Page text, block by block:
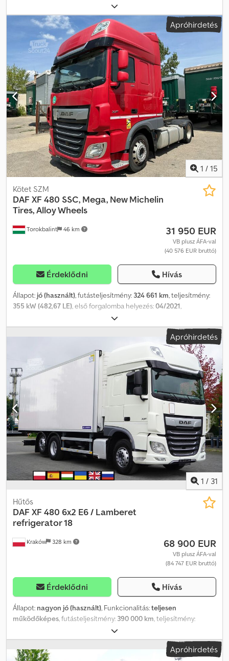
, tengelyelrendezés:
szín:fehér, vezetőfülke:alvófülke, hajtástípus:automata,
kibocsátási osztály: Euro 6, Gyártási év:2022 , Felszereltség:ABS,
EBS (Elektronikus fékrendszer), elektromos ablakemelő,
ködlámpák, központi zár, légkondicionálás
, = További opciók és
tartozékok = - Klímaberendezés - Könnyűfém felnik - Légrugós
ülések - Rádió/CD-lejátszó - Hálóhely - Oldalsó spoilerek =
Megjegyzések = DAF XG480 Standard 2022 04/2023
XLRTEF5300G440298 476 453 km Kék színű, teljes spoilercsomag,
könnyűfém felnik, új tachográf G2v2, LED fényszórók elöl. Dcsdpfx
Aijzclnkjqek = További információk = Első tengely: Kormányzott
Motor hengerűrtartalma: 12.902 cm³
Apróhirdetés
1 / 15
Torokbalint 46 km
Kötet SZM
DAF XF 480 SSC, Mega, New Michelin
Tires, Alloy Wheels
31 950 EUR
VB plusz ÁFA-val
(40 576 EUR bruttó)
Érdeklődni Hívás
Állapot: jó (használt), futásteljesítmény: 324 661 km, teljesítmény:
355 kW (482,67 LE), első forgalomba helyezés:04/2021,
, tengelyelrendezés:
szín:fehér, vezetőfülke:alvófülke, hajtástípus:automata,
kibocsátási osztály:
, Felszereltség:ABS,
AdBlue, EBS (Elektronikus fékrendszer), elektromos
ablakemelő, fedélzeti számítógép, hűtőszekrény, koromszűrő,
ködlámpák, központi zár, légkondicionálás, = További
lehetőségek és tartozékok = - Alumínium üzemanyagtartály -
Laprugós felfüggesztés - Légrugós felfüggesztés - Légrugós
ülések Dcedpfx Aioznlcdsqek - Részecskeszűrő - Rádió/CD-
lejátszó - Alvókabín - Napellenző - Szerszámos láda =
Megjegyzések = DAF XF480 SSC Mega Red, 661 km,
XLRTEH4300G351810, könnyűfém felnik, új Michelin
gumiabroncsok = További információk = Első tengely:
kormányozható Motor hengerűrtartalma: 12 902 cm³ Üres tömeg:
7964 kg Megengedett teherbírás: 28 015 kg Megengedett
össztömeg: 35 979 kg Sérülések: nincsenek
Apróhirdetés
1 / 31
Kraków 328 km
Hűtős
DAF XF 480 6x2 E6 / Lamberet
refrigerator 18
68 900 EUR
VB plusz ÁFA-val
(84 747 EUR bruttó)
Érdeklődni Hívás
Állapot: nagyon jó (használt), Funkcionalitás:teljesen
működőképes, futásteljesítmény: 390 000 km, teljesítmény:
, üzemanyagtípus:
kg, maximális teherbírás:12 970 kg, össztömeg:26 000 kg,
tengelyelrendezés:
alvófülke,
Apróhirdetés